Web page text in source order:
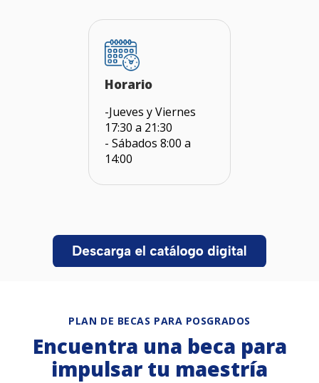
Horario
-Jueves y Viernes
17:30 a 21:30
- Sábados 8:00 a
14:00
PLAN DE BECAS PARA POSGRADOS
Encuentra una beca para
impulsar tu maestría